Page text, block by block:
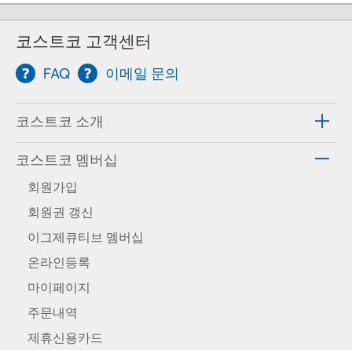
코스트코 고객센터
FAQ 이메일 문의
코스트코 소개
코스트코 멤버십
회원가입
회원권 갱신
이그제큐티브 멤버십
온라인등록
마이페이지
주문내역
제휴신용카드